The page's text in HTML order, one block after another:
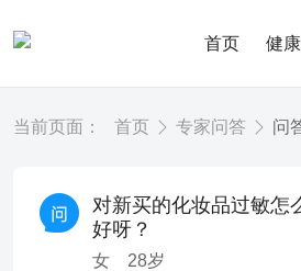
首页 健
当前页面： 首页 专家问答 问
对新买的化妆品过敏怎
好呀？
女 28岁